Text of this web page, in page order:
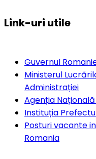
Link-uri utile
Guvernul
Ministerul
Administrației
Agenția
Instituția
Posturi vacante
Romania